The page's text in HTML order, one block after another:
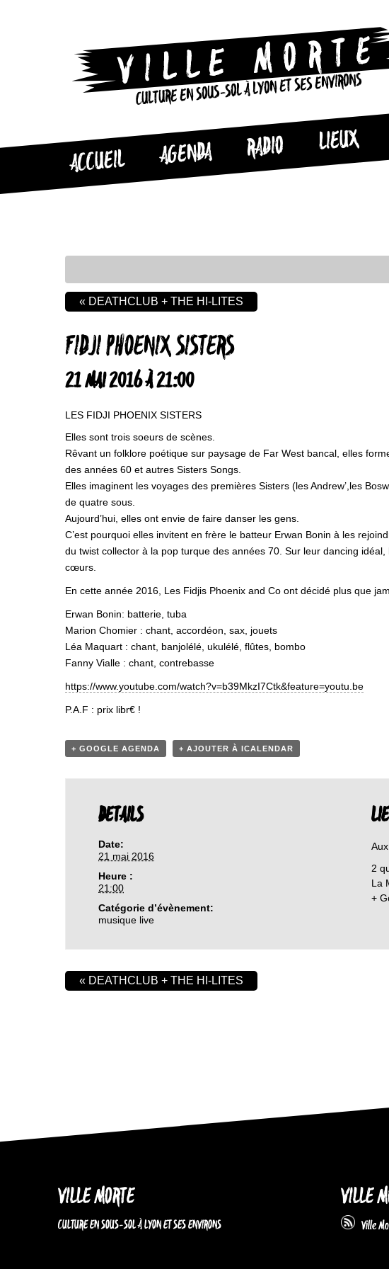
CULTURE EN SOUS-SOL À LYON ET SES ENVIRONS
ACCUEIL AGENDA RADIO LIEUX
FIDJI PHOENIX SISTERS
21 MAI 2016 À 21:00
« DEATHCLUB + THE HI-LITES
LES FIDJI PHOENIX SISTERS
Elles sont trois soeurs de scènes.
Rêvant un folklore poétique sur paysage de Far ­West bancal, elles
des années 60 et autres Sisters Songs.
Elles imaginent les voyages des premières Sisters (les Andrew’,les
de quatre sous.
Aujourd’hui, elles ont envie de faire danser les gens.
C’est pourquoi elles invitent en frère le batteur Erwan Bonin à les
du twist collector à la pop turque des années 70. Sur leur dancing
cœurs.
En cette année 2016, Les Fidjis Phoenix and Co ont décidé plus que
Erwan Bonin: batterie, tuba
Marion Chomier : chant, accordéon, sax, jouets
Léa Maquart : chant, banjolélé, ukulélé, flûtes, bombo
Fanny Vialle : chant, contrebasse
https://www.youtube.com/watch?v=b39MkzI7Ctk&feature=youtu.be
P.A.F : prix libr€ !
+ GOOGLE AGENDA + AJOUTER À ICALENDAR
DETAILS
Date:
21 mai 2016
Heure :
21:00
Catégorie d’évènement:
musique live
2
La
+
« DEATHCLUB + THE HI-LITES
VILLE MORTE
CULTURE EN SOUS-SOL À LYON ET SES ENVIRONS
VILLE
Ville